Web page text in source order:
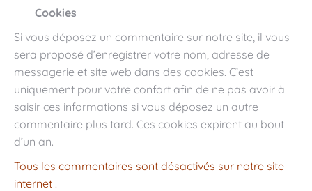
Cookies
Si vous déposez un commentaire sur notre site, il vous
sera proposé d’enregistrer votre nom, adresse de
messagerie et site web dans des cookies. C’est
uniquement pour votre confort afin de ne pas avoir à
saisir ces informations si vous déposez un autre
commentaire plus tard. Ces cookies expirent au bout
d’un an.
Tous les commentaires sont désactivés sur notre site
internet !